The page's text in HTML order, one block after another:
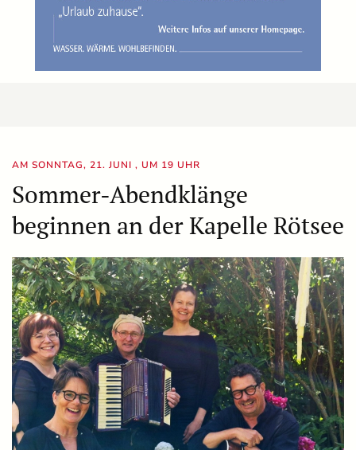
AM SONNTAG, 21. JUNI , UM 19 UHR
Sommer-Abendklänge
beginnen an der Kapelle Rötsee